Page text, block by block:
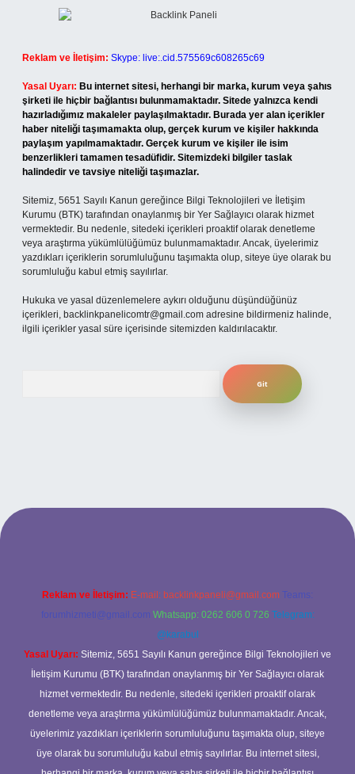
Reklam ve İletişim: Skype: live:.cid.575569c608265c69
Yasal Uyarı: Bu internet sitesi, herhangi bir marka, kurum veya şahıs
şirketi ile hiçbir bağlantısı bulunmamaktadır. Sitede yalnızca kendi
hazırladığımız makaleler paylaşılmaktadır. Burada yer alan içerikler
haber niteliği taşımamakta olup, gerçek kurum ve kişiler hakkında
paylaşım yapılmamaktadır. Gerçek kurum ve kişiler ile isim
benzerlikleri tamamen tesadüfidir. Sitemizdeki bilgiler taslak
halindedir ve tavsiye niteliği taşımazlar.
Sitemiz, 5651 Sayılı Kanun gereğince Bilgi Teknolojileri ve İletişim
Kurumu (BTK) tarafından onaylanmış bir Yer Sağlayıcı olarak hizmet
vermektedir. Bu nedenle, sitedeki içerikleri proaktif olarak denetleme
veya araştırma yükümlülüğümüz bulunmamaktadır. Ancak, üyelerimiz
yazdıkları içeriklerin sorumluluğunu taşımakta olup, siteye üye olarak bu
sorumluluğu kabul etmiş sayılırlar.
Hukuka ve yasal düzenlemelere aykırı olduğunu düşündüğünüz
içerikleri, backlinkpanelicomtr@gmail.com adresine bildirmeniz halinde,
ilgili içerikler yasal süre içerisinde sitemizden kaldırılacaktır.
Reklam ve İletişim: E-mail: backlinkpaneli@gmail.com Teams:
forumhizmeti@gmail.com Whatsapp: 0262 606 0 726 Telegram:
@karabul
Yasal Uyarı: Sitemiz, 5651 Sayılı Kanun gereğince Bilgi Teknolojileri ve
İletişim Kurumu (BTK) tarafından onaylanmış bir Yer Sağlayıcı olarak
hizmet vermektedir. Bu nedenle, sitedeki içerikleri proaktif olarak
denetleme veya araştırma yükümlülüğümüz bulunmamaktadır. Ancak,
üyelerimiz yazdıkları içeriklerin sorumluluğunu taşımakta olup, siteye
üye olarak bu sorumluluğu kabul etmiş sayılırlar. Bu internet sitesi,